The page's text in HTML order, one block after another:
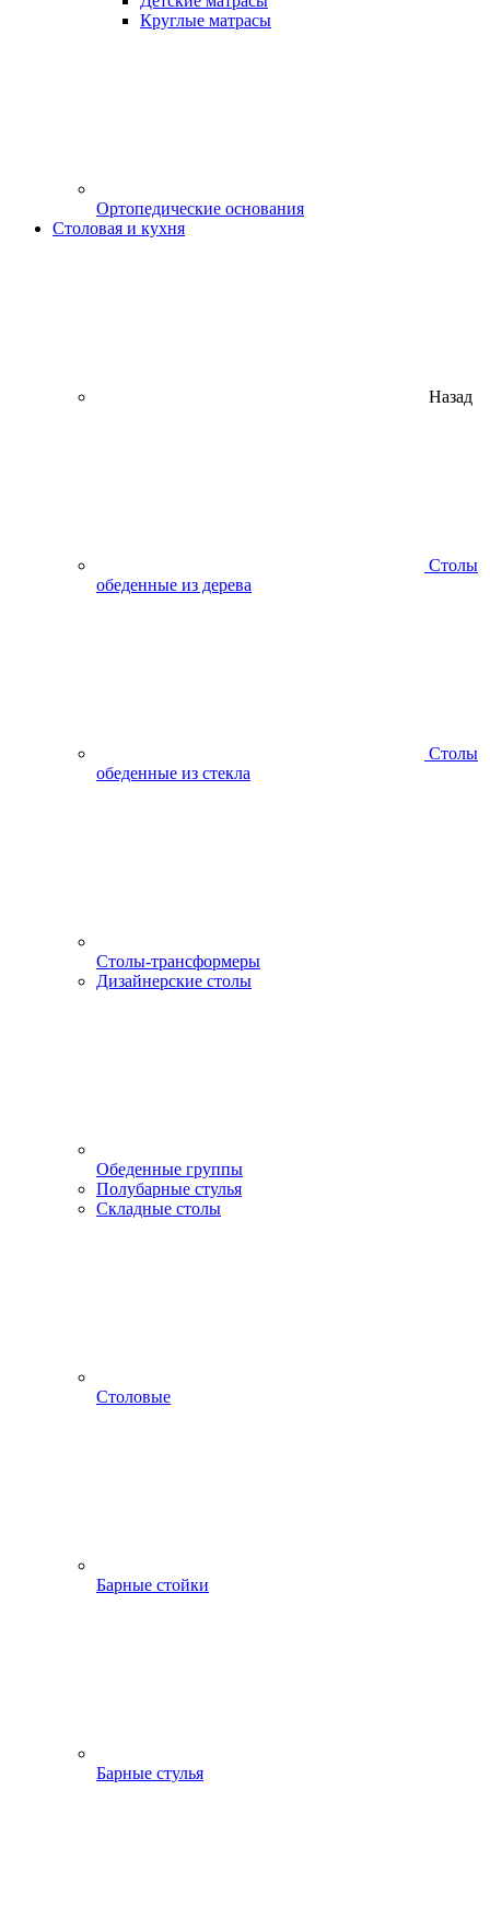
Круглые матрасы
Ортопедические основания
Столовая и кухня
Назад
Столы
обеденные из дерева
Столы
обеденные из стекла
Столы-трансформеры
Дизайнерские столы
Обеденные группы
Полубарные стулья
Складные столы
Столовые
Барные стойки
Барные стулья